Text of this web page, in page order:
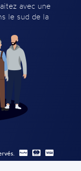
avec une
le sud de la